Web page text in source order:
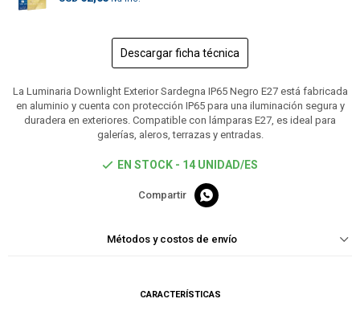
Descargar ficha técnica
La Luminaria Downlight Exterior Sardegna IP65 Negro E27 está fabricada
en aluminio y cuenta con protección IP65 para una iluminación segura y
duradera en exteriores. Compatible con lámparas E27, es ideal para
galerías, aleros, terrazas y entradas.
EN STOCK - 14 UNIDAD/ES

Métodos y costos de envío
CARACTERÍSTICAS